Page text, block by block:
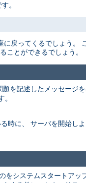
。
戻ってくるでしょう。
ことができるでしょう。
題を記述したメッセージ
時に、 サーバを開始しよ
をシステムスタートアッ